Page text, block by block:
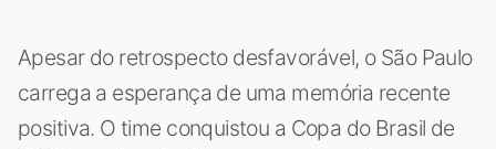
Apesar do retrospecto desfavorável, o São Paulo
carrega a esperança de uma memória recente
positiva. O time conquistou a Copa do Brasil de